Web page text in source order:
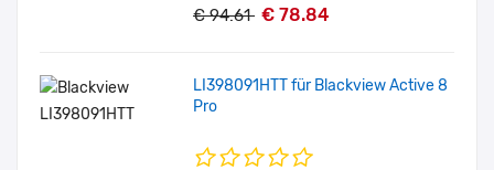
€ 94.61 € 78.84
LI398091HTT für Blackview Active 8
Pro